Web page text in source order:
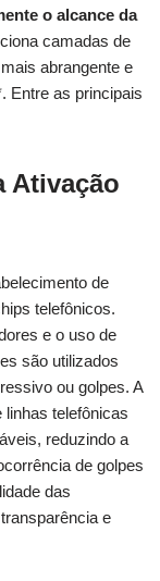
o alcance da
camadas de
abrangente e
Entre as principais
Ativação
de
telefônicos.
e o uso de
são utilizados
ou golpes. A
linhas telefônicas
reduzindo a
de golpes
das
e